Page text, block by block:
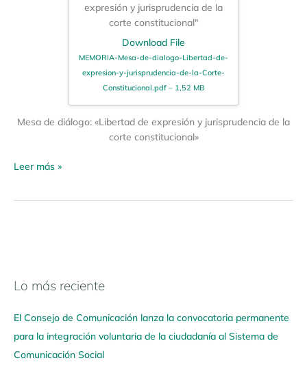
expresión y jurisprudencia de la
corte constitucional"
Download File
MEMORIA-Mesa-de-dialogo-Libertad-de-
expresion-y-jurisprudencia-de-la-Corte-
Constitucional.pdf – 1,52 MB
Mesa de diálogo: «Libertad de expresión y jurisprudencia de la
corte constitucional»
Leer más »
Lo más reciente
El Consejo de Comunicación lanza la convocatoria permanente
para la integración voluntaria de la ciudadanía al Sistema de
Comunicación Social
N
v
e
g